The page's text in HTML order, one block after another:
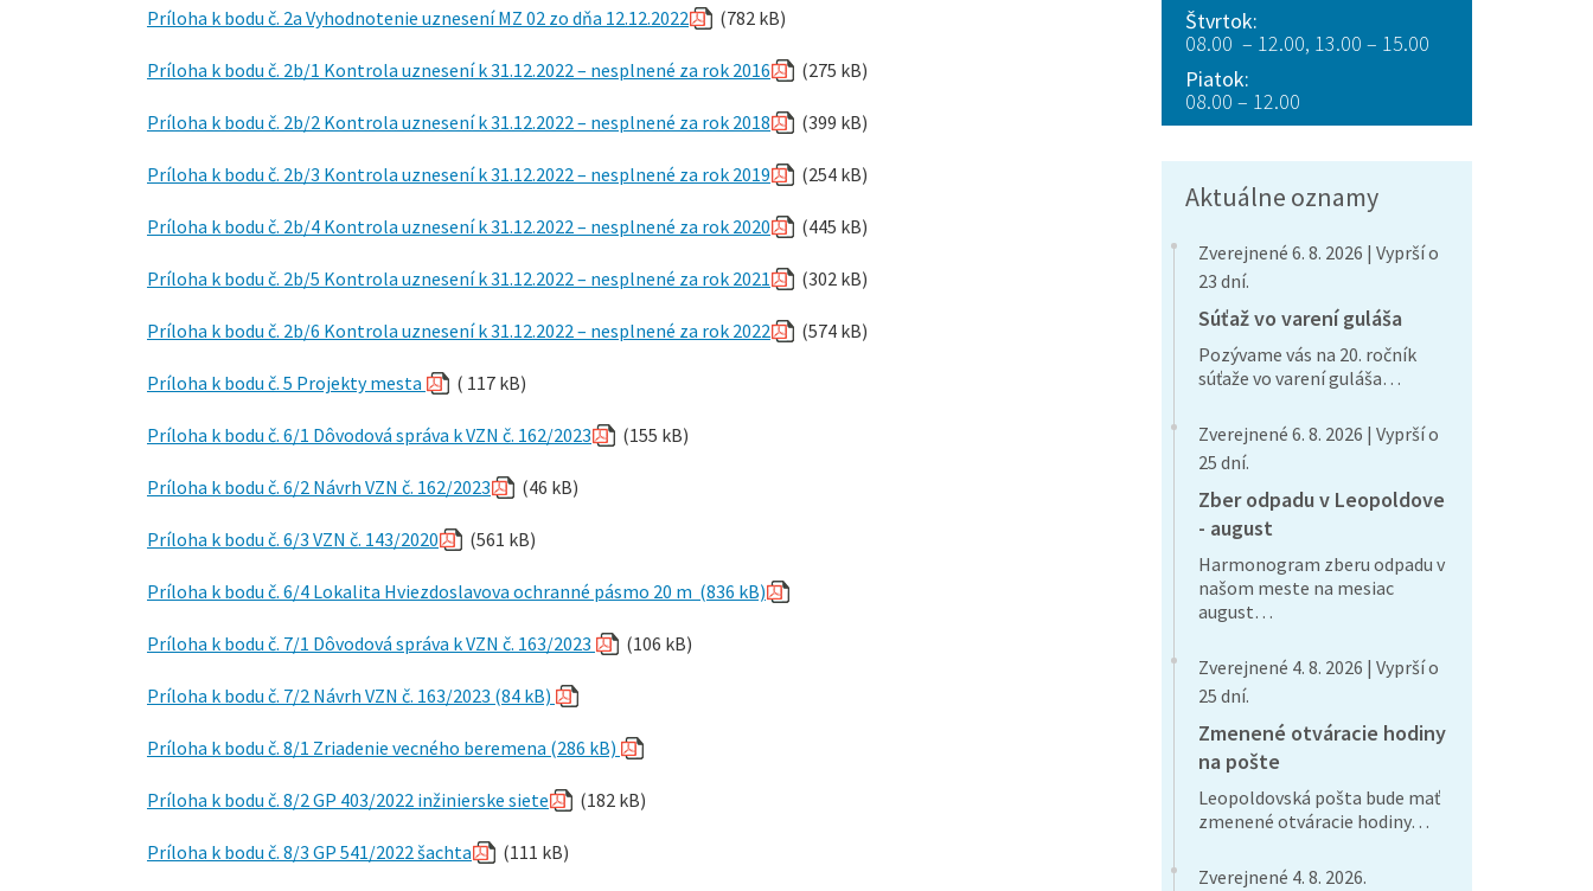
Príloha k bodu č. 2a Vyhodnotenie uznesení MZ 02 zo dňa 12.12.2022 (782 kB)
Príloha k bodu č. 2b/1 Kontrola uznesení k 31.12.2022 – nesplnené za rok 2016 (275 kB)
Príloha k bodu č. 2b/2 Kontrola uznesení k 31.12.2022 – nesplnené za rok 2018 (399 kB)
Príloha k bodu č. 2b/3 Kontrola uznesení k 31.12.2022 – nesplnené za rok 2019 (254 kB)
Príloha k bodu č. 2b/4 Kontrola uznesení k 31.12.2022 – nesplnené za rok 2020 (445 kB)
Príloha k bodu č. 2b/5 Kontrola uznesení k 31.12.2022 – nesplnené za rok 2021 (302 kB)
Príloha k bodu č. 2b/6 Kontrola uznesení k 31.12.2022 – nesplnené za rok 2022 (574 kB)
Príloha k bodu č. 5 Projekty mesta ( 117 kB)
Príloha k bodu č. 6/1 Dôvodová správa k VZN č. 162/2023 (155 kB)
Príloha k bodu č. 6/2 Návrh VZN č. 162/2023 (46 kB)
Príloha k bodu č. 6/3 VZN č. 143/2020 (561 kB)
Príloha k bodu č. 6/4 Lokalita Hviezdoslavova ochranné pásmo 20 m (836 kB)
Príloha k bodu č. 7/1 Dôvodová správa k VZN č. 163/2023 (106 kB)
Príloha k bodu č. 7/2 Návrh VZN č. 163/2023 (84 kB)
Príloha k bodu č. 8/1 Zriadenie vecného beremena (286 kB)
Príloha k bodu č. 8/2 GP 403/2022 inžinierske siete (182 kB)
Príloha k bodu č. 8/3 GP 541/2022 šachta (111 kB)
Štvrtok:
08.00 – 12.00, 13.00 – 15.00
Piatok:
08.00 – 12.00
Aktuálne oznamy
Zverejnené 6. 8. 2026 | Vyprší o
23 dní.
Súťaž vo varení guláša
Pozývame vás na 20. ročník
súťaže vo varení guláša…
Zverejnené 6. 8. 2026 | Vyprší o
25 dní.
Zber odpadu v Leopoldove
- august
Harmonogram zberu odpadu v
našom meste na mesiac
august…
Zverejnené 4. 8. 2026 | Vyprší o
25 dní.
Zmenené otváracie hodiny
na pošte
Leopoldovská pošta bude mať
zmenené otváracie hodiny…
Zverejnené 4. 8. 2026.